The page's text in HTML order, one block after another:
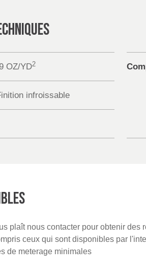
OZ/YD2
infroissable
plaît nous contacter pour obtenir des
ceux qui sont disponibles par
de meterage minimales